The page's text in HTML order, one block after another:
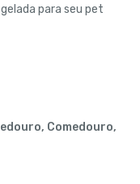
para seu pet
, Comedouro,